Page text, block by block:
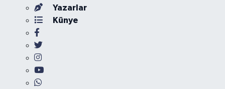
Yazarlar
Künye